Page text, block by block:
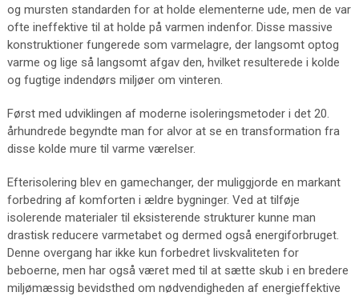
og mursten standarden for at holde elementerne ude, men de var
ofte ineffektive til at holde på varmen indenfor. Disse massive
konstruktioner fungerede som varmelagre, der langsomt optog
varme og lige så langsomt afgav den, hvilket resulterede i kolde
og fugtige indendørs miljøer om vinteren.
Først med udviklingen af moderne isoleringsmetoder i det 20.
århundrede begyndte man for alvor at se en transformation fra
disse kolde mure til varme værelser.
Efterisolering blev en gamechanger, der muliggjorde en markant
forbedring af komforten i ældre bygninger. Ved at tilføje
isolerende materialer til eksisterende strukturer kunne man
drastisk reducere varmetabet og dermed også energiforbruget.
Denne overgang har ikke kun forbedret livskvaliteten for
beboerne, men har også været med til at sætte skub i en bredere
miljømæssig bevidsthed om nødvendigheden af energieffektive